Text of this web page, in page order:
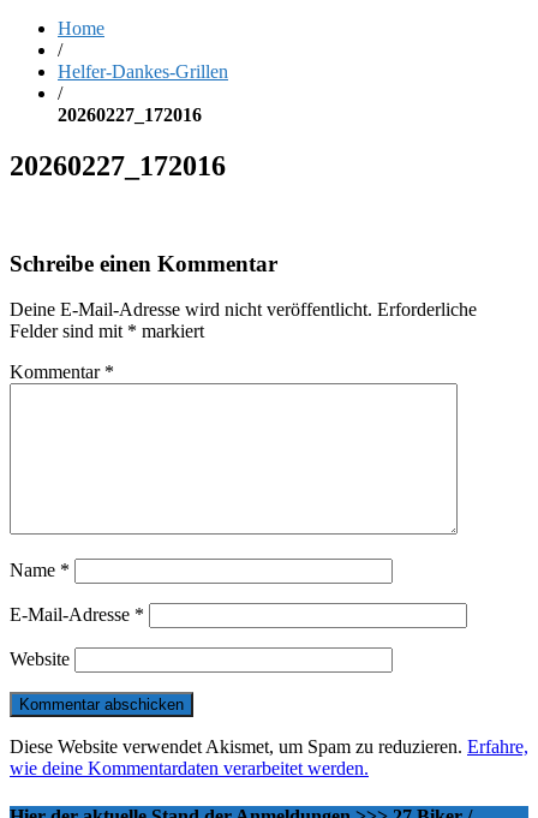
Home
/
Helfer-Dankes-Grillen
/
20260227_172016
20260227_172016
Schreibe einen Kommentar
Deine E-Mail-Adresse wird nicht veröffentlicht. Erforderliche
Felder sind mit * markiert
Kommentar *
Name *
E-Mail-Adresse *
Website
Diese Website verwendet Akismet, um Spam zu reduzieren. Erfahre,
wie deine Kommentardaten verarbeitet werden.